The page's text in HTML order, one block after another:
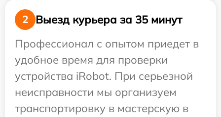
2
Выезд курьера за 35 минут
Профессионал с опытом приедет в
удобное время для проверки
устройства iRobot. При серьезной
неисправности мы организуем
транспортировку в мастерскую в